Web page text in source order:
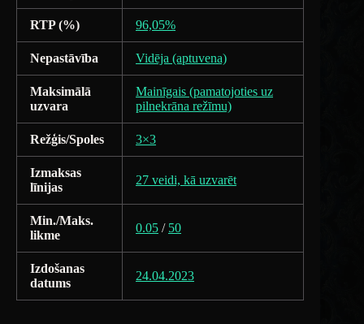
RTP (%) 96,05%
Nepastāvība Vidēja (aptuvena)
Maksimālā
uzvara
Mainīgais (pamatojoties uz
pilnekrāna režīmu)
Režģis/Spoles 3×3
Izmaksas
līnijas
27 veidi, kā uzvarēt
Min./Maks.
likme
0.05 / 50
Izdošanas
datums
24.04.2023